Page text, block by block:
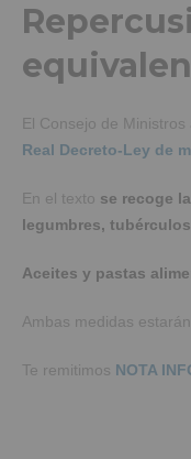
El Consejo de Ministros
Real Decreto-Ley de
En el texto se recoge
legumbres,
Aceites y pastas
Ambas medidas
Te remitimos NOTA